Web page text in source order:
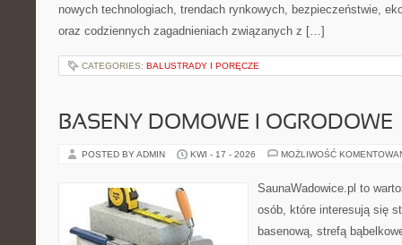
nowych technologiach, trendach rynkowych, bezpieczeństwie,
oraz codziennych zagadnieniach związanych z […]
CATEGORIES: BALUSTRADY I PORĘCZE
BASENY DOMOWE I OGRODOWE
POSTED BY ADMIN KWI - 17 - 2026 MOŻLIWOŚĆ
SaunaWadowice.pl to
osób, które interesują się
basenową, strefą